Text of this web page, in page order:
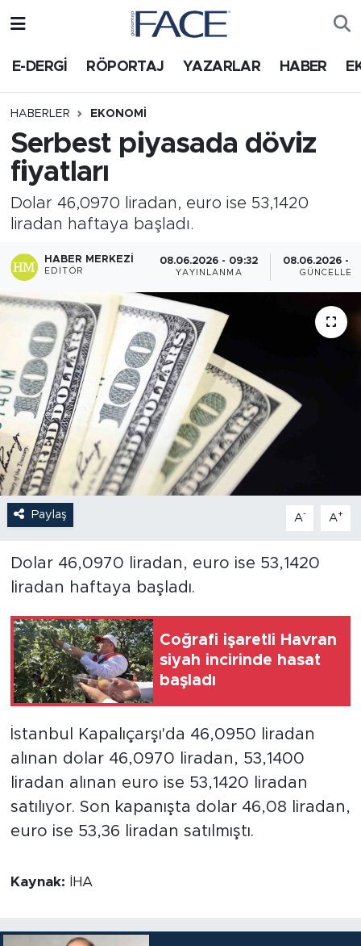
E-DERGİ RÖPORTAJ YAZARLAR HABER
HABERLER EKONOMI
Serbest piyasada döviz
fiyatları
Dolar 46,0970 liradan, euro ise 53,1420
liradan haftaya başladı.
HABER MERKEZI
EDITÖR
08.06.2026 - 09:32
YAYINLANMA
08.06.2026 -
Paylaş A- A+
Dolar 46,0970 liradan, euro ise 53,1420
liradan haftaya başladı.
Coğrafi işaretli Havran
siyah incirinde hasat
başladı
İstanbul Kapalıçarşı'da 46,0950 liradan
alınan dolar 46,0970 liradan, 53,1400
liradan alınan euro ise 53,1420 liradan
satılıyor. Son kapanışta dolar 46,08 liradan,
euro ise 53,36 liradan satılmıştı.
Kaynak: İHA
HABER
Nöbetçi Eczaneler
Trafik Durumu
Süper Lig Puan Durumu ve Fikstür
Tüm Manşetler
Son Dakika Haberleri
Haber Arşivi